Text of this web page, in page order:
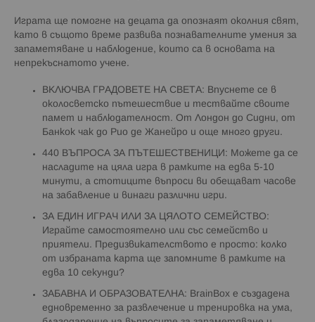
Играта ще помогне на децата да опознаят околния свят,
като в същото време развива познавателните умения за
запаметяване и наблюдение, които са в основата на
непрекъснатото учене.
ВКЛЮЧВА ГРАДОВЕТЕ НА СВЕТА: Впуснете се в
околосветско пътешествие и тествайте своите
памет и наблюдателност. От Лондон до Сидни, от
Банкок чак до Рио де Жанейро и още много други.
440 ВЪПРОСА ЗА ПЪТЕШЕСТВЕНИЦИ: Можете да се
насладите на цяла игра в рамките на едва 5-10
минути, а стотиците въпроси ви обещават часове
на забавление и винаги различни игри.
ЗА ЕДИН ИГРАЧ ИЛИ ЗА ЦЯЛОТО СЕМЕЙСТВО:
Играйте самостоятелно или със семейство и
приятели. Предизвикателството е просто: колко
от избраната карта ще запомните в рамките на
едва 10 секунди?
ЗАБАВНА И ОБРАЗОВАТЕЛНА: BrainBox e създадена
едновременно за развлечение и тренировка на ума,